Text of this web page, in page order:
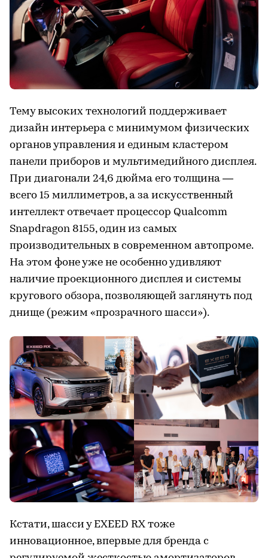
Тему высоких технологий поддерживает
дизайн интерьера с минимумом физических
органов управления и единым кластером
панели приборов и мультимедийного дисплея.
При диагонали 24,6 дюйма его толщина —
всего 15 миллиметров, а за искусственный
интеллект отвечает процессор Qualcomm
Snapdragon 8155, один из самых
производительных в современном автопроме.
На этом фоне уже не особенно удивляют
наличие проекционного дисплея и системы
кругового обзора, позволяющей заглянуть под
днище (режим «прозрачного шасси»).
Кстати, шасси у EXEED RX тоже
инновационное, впервые для бренда с